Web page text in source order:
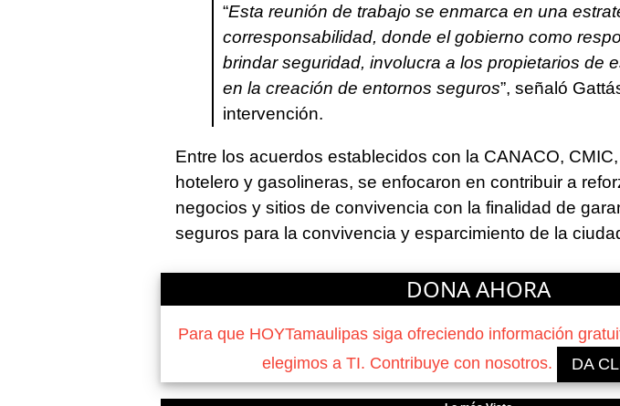
“Esta reunión de trabajo se enmarca en una
corresponsabilidad, donde el gobierno como
brindar seguridad, involucra a los propietarios de
en la creación de entornos seguros”, señaló
intervención.
Entre los acuerdos establecidos con la CANACO,
hotelero y gasolineras, se enfocaron en contribuir a
negocios y sitios de convivencia con la finalidad de
seguros para la convivencia y esparcimiento de la
DONA AHORA
Para que HOYTamaulipas siga ofreciendo información
elegimos a TI. Contribuye con nosotros.
DA